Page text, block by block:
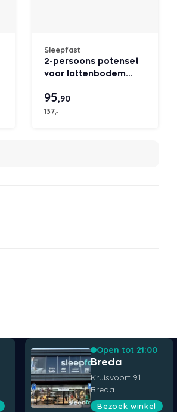
Sleepfast
2-persoons potenset
voor lattenbodem
95,90
137,-
Open tot 21:00
Breda
Kruisvoort 91
Breda
Bezoek winkel